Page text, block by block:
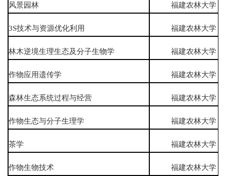
风景园林 福建农林大学
3S技术与资源优化利用 福建农林大学
林木逆境生理生态及分子生物学 福建农林大学
作物应用遗传学 福建农林大学
森林生态系统过程与经营 福建农林大学
作物生态与分子生理学 福建农林大学
茶学 福建农林大学
作物生物技术 福建农林大学